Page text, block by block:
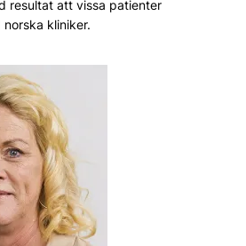
resultat att vissa patienter
kliniker.